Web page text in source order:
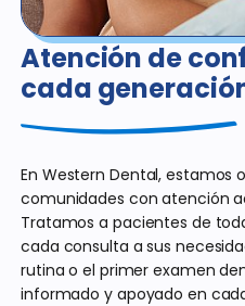
Atención de
cada
En Western Dental, estamos
comunidades con atención
Tratamos a pacientes de
cada consulta a sus
rutina o el primer examen
informado y apoyado en